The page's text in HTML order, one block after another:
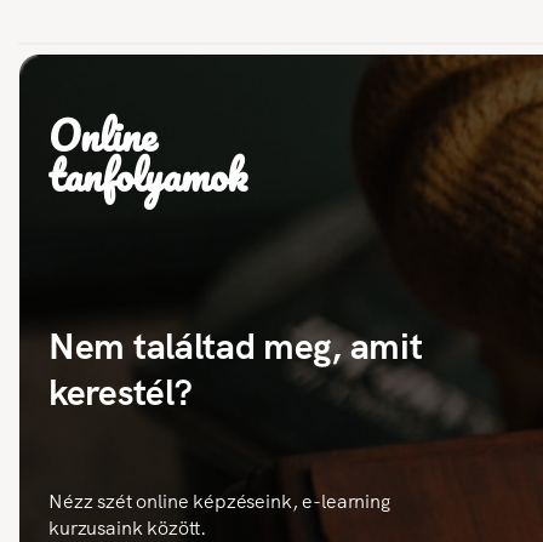
Online
tanfolyamok
Nem találtad meg, amit
kerestél?
Nézz szét online képzéseink, e-learning
kurzusaink között.